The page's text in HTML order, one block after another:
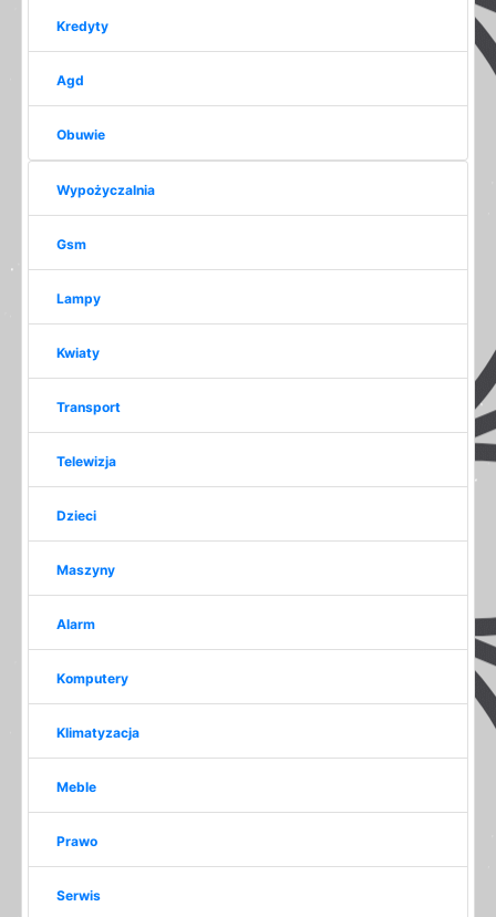
Kredyty
Agd
Obuwie
Wypożyczalnia
Gsm
Lampy
Kwiaty
Transport
Telewizja
Dzieci
Maszyny
Alarm
Komputery
Klimatyzacja
Meble
Prawo
Serwis